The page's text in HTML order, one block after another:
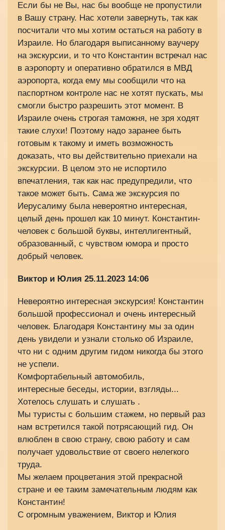
Если бы не Вы, нас бы вообще не пропустили
в Вашу страну. Нас хотели завернуть, так как
посчитали что мы хотим остаться на работу в
Израиле. Но благодаря выписанному ваучеру
на экскурсии, и то что Константин встречал нас
в аэропорту и оперативно обратился в МВД
аэропорта, когда ему мы сообщили что на
паспортном контроле нас не хотят пускать, мы
смогли быстро разрешить этот момент. В
Израиле очень строгая таможня, не зря ходят
такие слухи! Поэтому надо заранее быть
готовым к такому и иметь возможность
доказать, что вы действительно приехали на
экскурсии. В целом это не испортило
впечатления, так как нас предупредили, что
такое может быть. Сама же экскурсия по
Иерусалиму была невероятно интересная,
целый день прошел как 10 минут. Константин-
человек с большой буквы, интеллигентный,
образованный, с чувством юмора и просто
добрый человек.
Виктор и Юлия 25.11.2023 14:06
Невероятно интересная экскурсия! Константин
большой профессионал и очень интересный
человек. Благодаря Константину мы за один
день увидели и узнали столько об Израиле,
что ни с одним другим гидом никогда бы этого
не успели.
Комфортабельный автомобиль,
интересные беседы, истории, взгляды...
Хотелось слушать и слушать .
Мы туристы с большим стажем, но первый раз
нам встретился такой потрясающий гид. Он
влюблен в свою страну, свою работу и сам
получает удовольствие от своего нелегкого
труда.
Мы желаем процветания этой прекрасной
стране и ее таким замечательным людям как
Константин!
С огромным уважением, Виктор и Юлия